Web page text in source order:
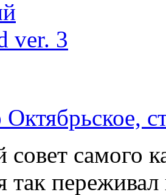
самого
так